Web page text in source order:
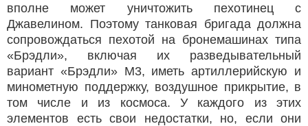
вполне может уничтожить пехотинец с
Джавелином. Поэтому танковая бригада должна
сопровождаться пехотой на бронемашинах типа
«Брэдли», включая их разведывательный
вариант «Брэдли» М3, иметь артиллерийскую и
минометную поддержку, воздушное прикрытие, в
том числе и из космоса. У каждого из этих
элементов есть свои недостатки, но, если они